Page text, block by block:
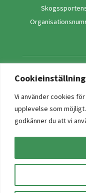
Vi använder cookies
upplevelse som
godkänner du att vi
Ge en